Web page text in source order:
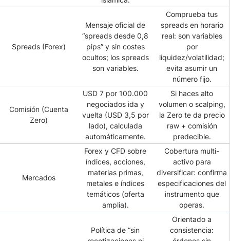
Spreads (Forex)
Mensaje oficial de
“spreads desde 0,8
pips” y sin costes
ocultos; los spreads
son variables.
Comprueba tus
spreads en horario
real: son variables
por
liquidez/volatilidad;
evita asumir un
número fijo.
Comisión (Cuenta
Zero)
USD 7 por 100.000
negociados ida y
vuelta (USD 3,5 por
lado), calculada
automáticamente.
Si haces alto
volumen o scalping,
la Zero te da precio
raw + comisión
predecible.
Mercados
Forex y CFD sobre
índices, acciones,
materias primas,
metales e índices
temáticos (oferta
amplia).
Cobertura multi-
activo para
diversificar: confirma
especificaciones del
instrumento que
operas.
Política de “sin
Orientado a
consistencia: